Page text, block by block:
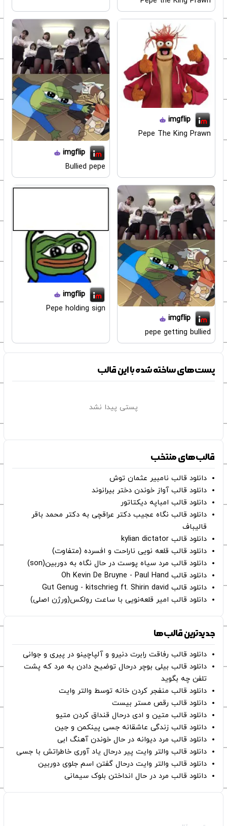
imgflip
Pepe The King Prawn
imgflip
Bullied pepe
imgflip
pepe getting bullied
imgflip
Pepe holding sign
پست‌های ساخته شده با این قالب
پستی پیدا نشد
قالب‌های منتخب
دانلود قالب نامبیر عثمان ‌توش
دانلود قالب آواز خوندن دختر بیرانوند
دانلود قالب امباپه دیکتاتور
دانلود قالب نگاه عجیب دکتر عراقچی به دکتر محمد باقر
قالیباف
دانلود قالب kylian dictator
دانلود قالب قلعه نویی ناراحت و افسرده (متفاوت)
دانلود قالب مرد سیاه پوست در حال نگاه به دوربین(son)
دانلود قالب Oh Kevin De Bruyne - Paul Hand
دانلود قالب Gut Genug - kitschrieg ft. Shirin david
دانلود قالب امیر قلعه‌نویی با ساعت رولکس(ورژن اصلی)
جدیدترین قالب‌ها
دانلود قالب رفاقت رابرت دنیرو و آلپاچینو در پیری و جوانی
دانلود قالب بیلی بوچر درحال توضیح دادن به مرد که پشت
تلفن چه بگوید
دانلود قالب منفجر کردن خانه توسط والتر وایت
دانلود قالب رقص مستر بیست
دانلود قالب متین و ادی درحال قنداق کردن متیو
دانلود قالب زندگی عاشقانه جسی پینکمن و جین
دانلود قالب مرد دیوانه در حال خوندن آهنگ ابی
دانلود قالب والتر وایت پیر درحال یاد آوری خاطراتش با جسی
دانلود قالب والتر وایت درحال گفتن اسم جلوی دوربین
دانلود قالب مرد در حال انداختن بلوک سیمانی